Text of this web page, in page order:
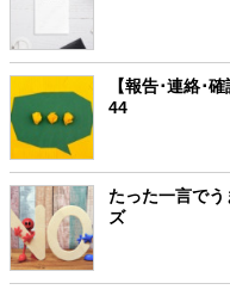
【報告･連絡･
44
たった一言で
ズ